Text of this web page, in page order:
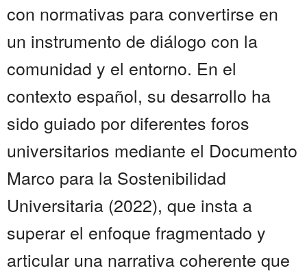
con normativas para convertirse en
un instrumento de diálogo con la
comunidad y el entorno. En el
contexto español, su desarrollo ha
sido guiado por diferentes foros
universitarios mediante el Documento
Marco para la Sostenibilidad
Universitaria (2022), que insta a
superar el enfoque fragmentado y
articular una narrativa coherente que